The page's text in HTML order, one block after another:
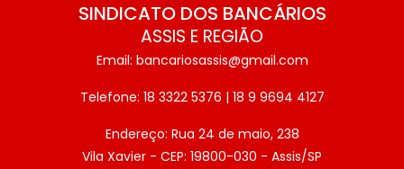
SINDICATO DOS BANCÁRIOS
ASSIS E REGIÃO
Email: bancariosassis@gmail.com
Telefone: 18 3322 5376 | 18 9 9694 4127
Endereço: Rua 24 de maio, 238
Vila Xavier - CEP: 19800-030 - Assis/SP